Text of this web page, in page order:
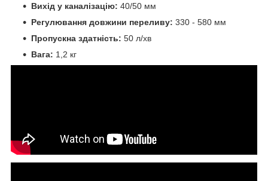
Вихід у каналізацію: 40/50 мм
Регулювання довжини переливу: 330 - 580 мм
Пропускна здатність: 50 л/хв
Вага: 1,2 кг